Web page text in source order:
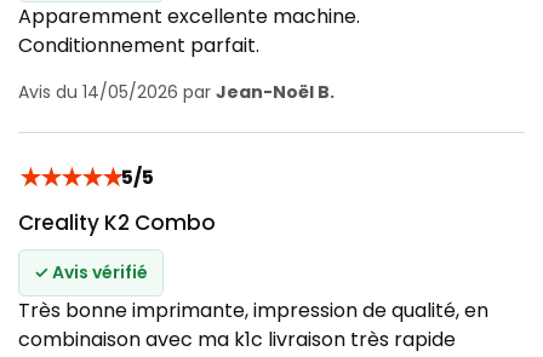
Apparemment excellente machine.
Conditionnement parfait.
Avis du 14/05/2026 par Jean-Noël B.
★★★★★5/5
Creality K2 Combo
✓ Avis vérifié
Très bonne imprimante, impression de qualité, en
combinaison avec ma k1c livraison très rapide